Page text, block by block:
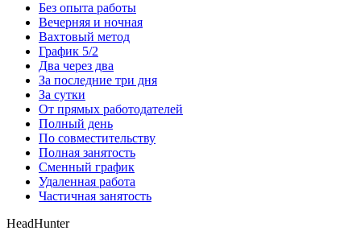
Без опыта работы
Вечерняя и ночная
Вахтовый метод
График 5/2
Два через два
За последние три дня
За сутки
От прямых работодателей
Полный день
По совместительству
Полная занятость
Сменный график
Удаленная работа
Частичная занятость
HeadHunter